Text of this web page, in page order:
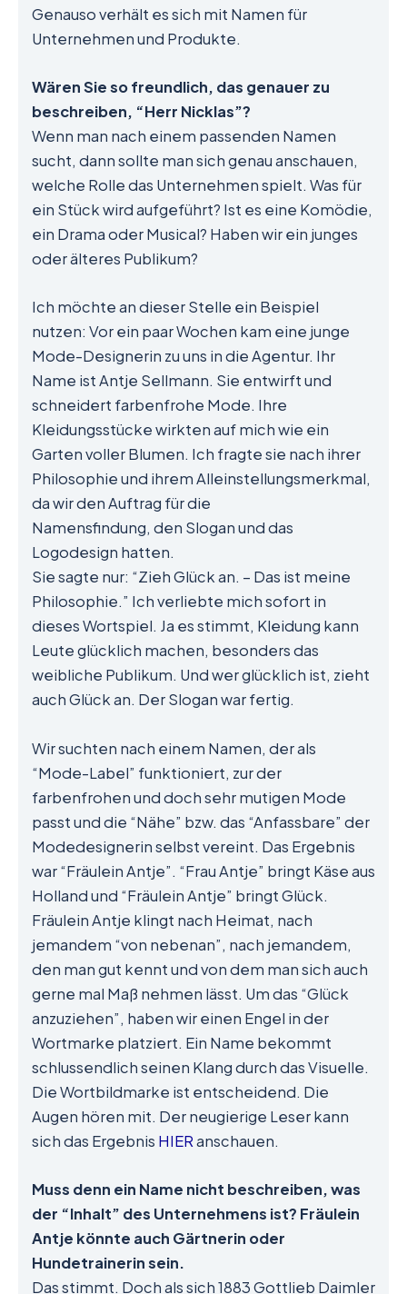
Genauso verhält es sich mit Namen für
Unternehmen und Produkte.
Wären Sie so freundlich, das genauer zu
beschreiben, “Herr Nicklas”?
Wenn man nach einem passenden Namen
sucht, dann sollte man sich genau anschauen,
welche Rolle das Unternehmen spielt. Was für
ein Stück wird aufgeführt? Ist es eine Komödie,
ein Drama oder Musical? Haben wir ein junges
oder älteres Publikum?
Ich möchte an dieser Stelle ein Beispiel
nutzen: Vor ein paar Wochen kam eine junge
Mode-Designerin zu uns in die Agentur. Ihr
Name ist Antje Sellmann. Sie entwirft und
schneidert farbenfrohe Mode. Ihre
Kleidungsstücke wirkten auf mich wie ein
Garten voller Blumen. Ich fragte sie nach ihrer
Philosophie und ihrem Alleinstellungsmerkmal,
da wir den Auftrag für die
Namensfindung, den Slogan und das
Logodesign hatten.
Sie sagte nur: “Zieh Glück an. – Das ist meine
Philosophie.” Ich verliebte mich sofort in
dieses Wortspiel. Ja es stimmt, Kleidung kann
Leute glücklich machen, besonders das
weibliche Publikum. Und wer glücklich ist, zieht
auch Glück an. Der Slogan war fertig.
Wir suchten nach einem Namen, der als
“Mode-Label” funktioniert, zur der
farbenfrohen und doch sehr mutigen Mode
passt und die “Nähe” bzw. das “Anfassbare” der
Modedesignerin selbst vereint. Das Ergebnis
war “Fräulein Antje”. “Frau Antje” bringt Käse aus
Holland und “Fräulein Antje” bringt Glück.
Fräulein Antje klingt nach Heimat, nach
jemandem “von nebenan”, nach jemandem,
den man gut kennt und von dem man sich auch
gerne mal Maß nehmen lässt. Um das “Glück
anzuziehen”, haben wir einen Engel in der
Wortmarke platziert. Ein Name bekommt
schlussendlich seinen Klang durch das Visuelle.
Die Wortbildmarke ist entscheidend. Die
Augen hören mit. Der neugierige Leser kann
sich das Ergebnis HIERanschauen.
Muss denn ein Name nicht beschreiben, was
der “Inhalt” des Unternehmens ist? Fräulein
Antje könnte auch Gärtnerin oder
Hundetrainerin sein.
Das stimmt. Doch als sich 1883 Gottlieb Daimler